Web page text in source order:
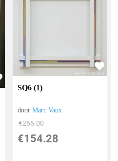
SQ6 (1)
doorMarc Vaux
€266.00
€154.28